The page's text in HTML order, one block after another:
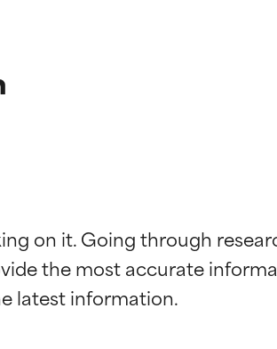
on it. Going through
the most accurate